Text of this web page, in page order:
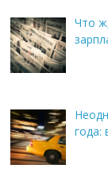
Что
года: